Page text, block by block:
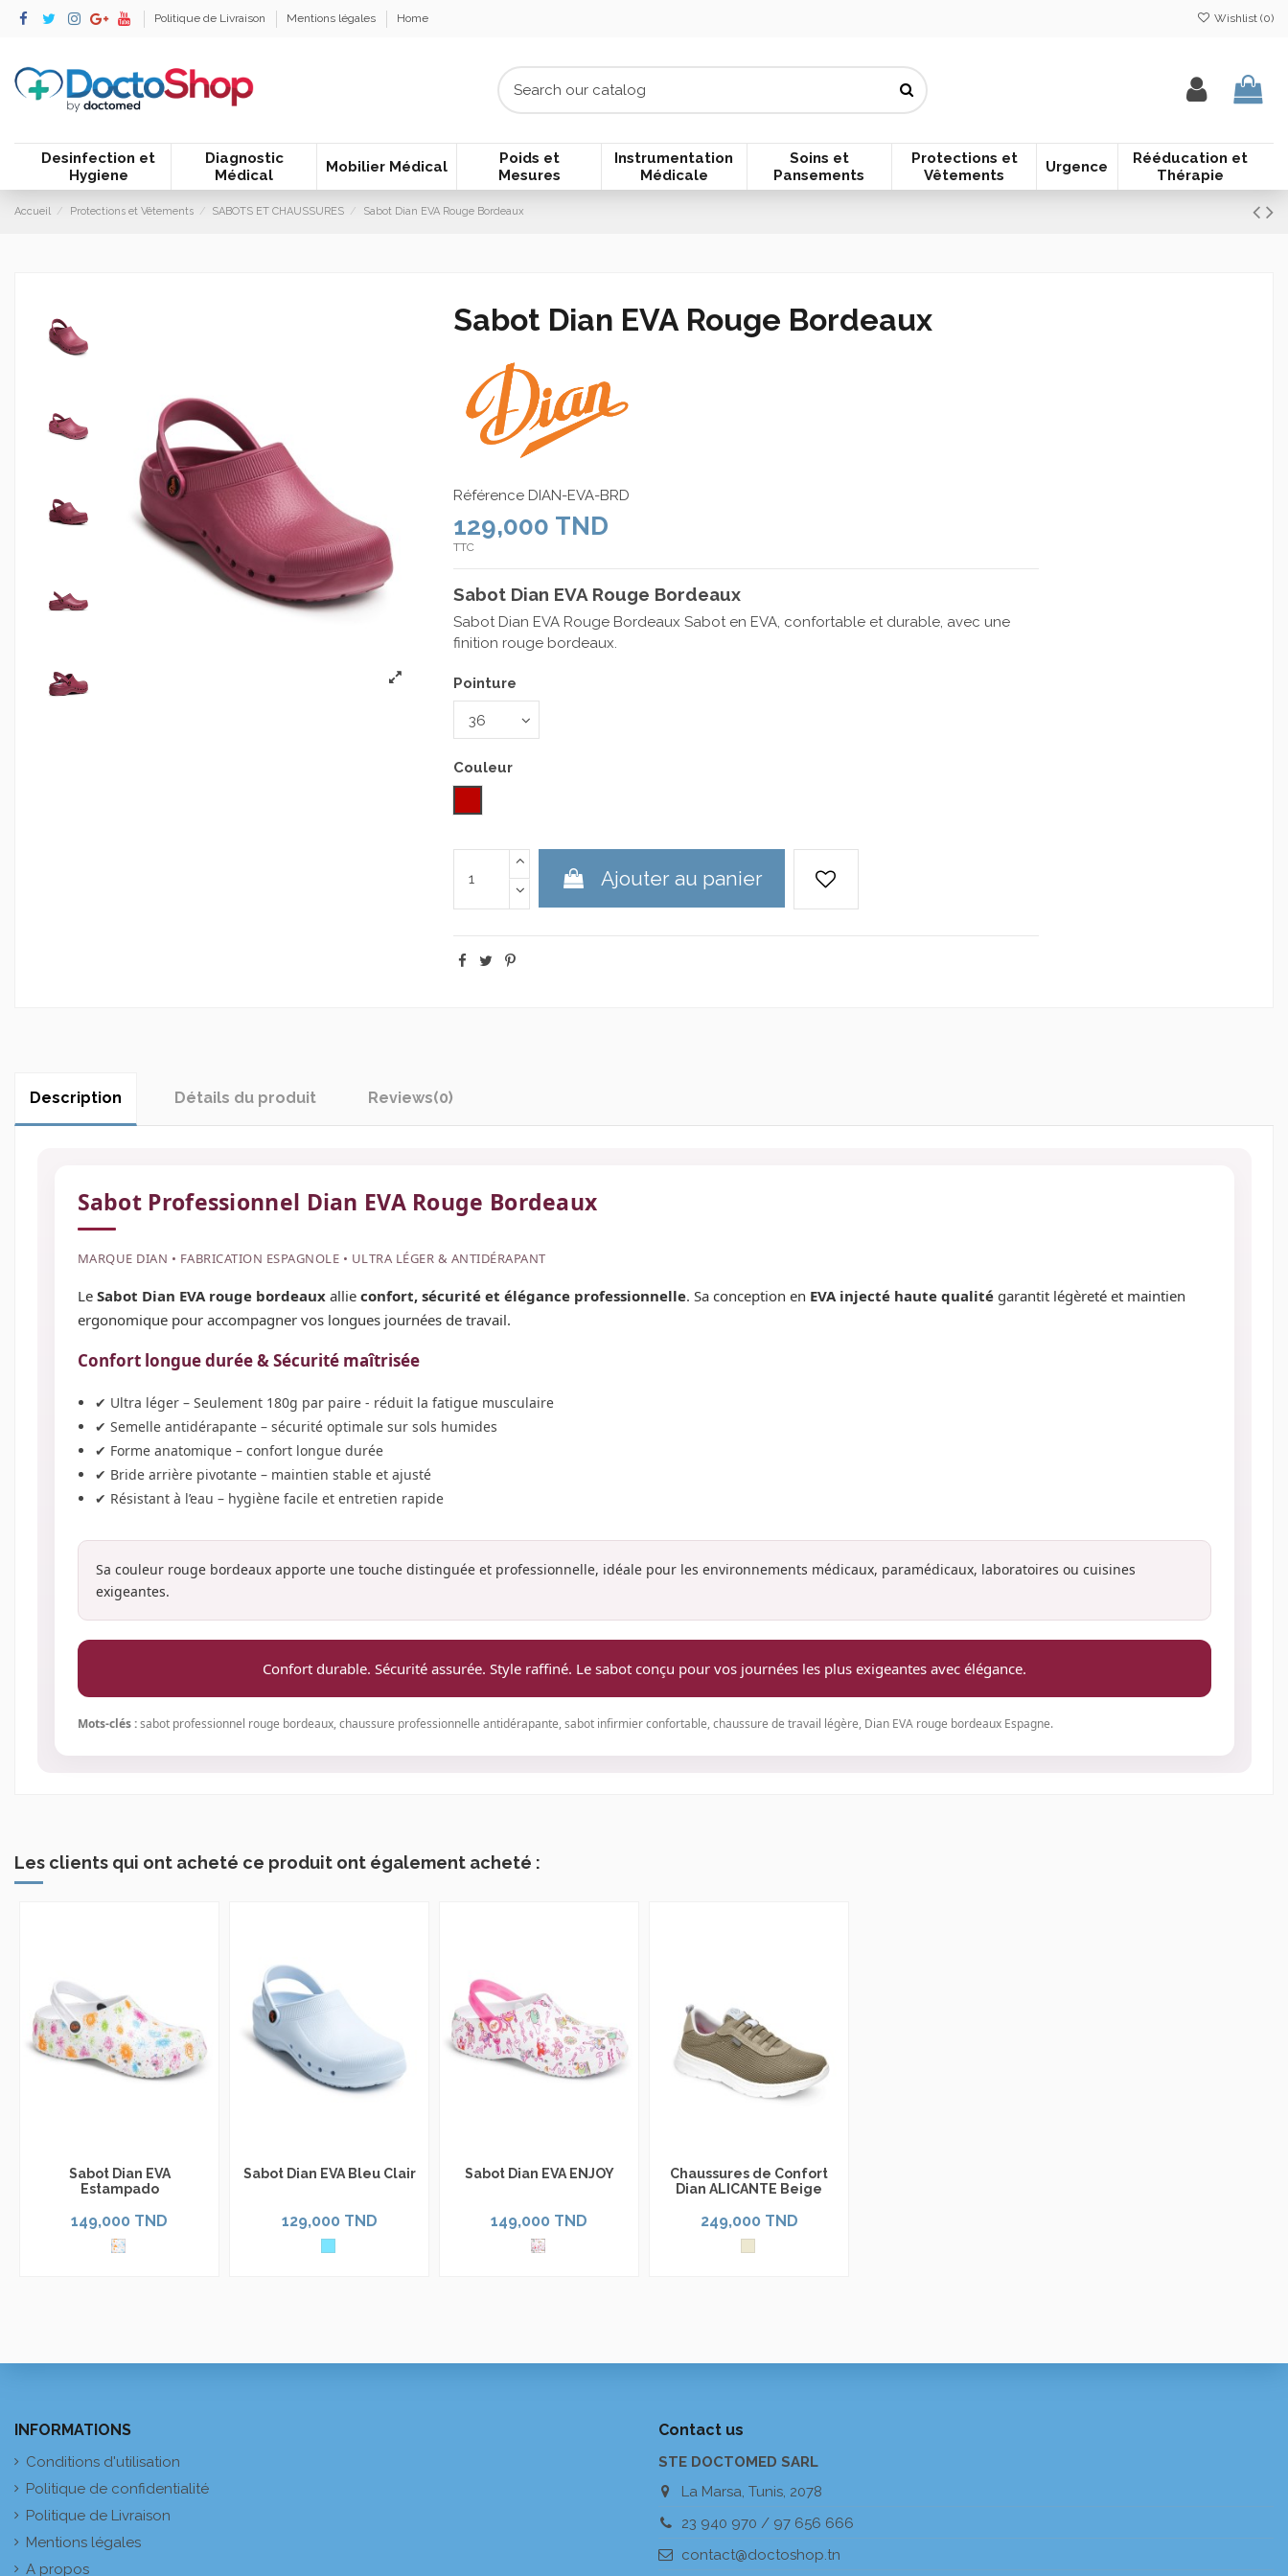
Politique de Livraison Mentions légales Home Wishlist (0)
Desinfection et
Hygiene
Diagnostic
Médical
Mobilier Médical
Poids et
Mesures
Instrumentation
Médicale
Soins et
Pansements
Protections et
Vêtements
Urgence
Rééducation et
Thérapie
Accueil Protections et Vêtements SABOTS ET CHAUSSURES Sabot Dian EVA Rouge Bordeaux
Sabot Dian EVA Rouge Bordeaux
Référence DIAN-EVA-BRD
129,000 TND
TTC
Sabot Dian EVA Rouge Bordeaux
Sabot Dian EVA Rouge Bordeaux Sabot en EVA, confortable et durable, avec une
finition rouge bordeaux.
Pointure
Couleur
Ajouter au panier
Description Détails du produit Reviews(0)
Sabot Professionnel Dian EVA Rouge Bordeaux
MARQUE DIAN • FABRICATION ESPAGNOLE • ULTRA LÉGER & ANTIDÉRAPANT
Le Sabot Dian EVA rouge bordeauxallie confort, sécurité et élégance professionnelle. Sa conception en EVA injecté haute qualitégarantit légèreté et maintien
ergonomique pour accompagner vos longues journées de travail.
Confort longue durée & Sécurité maîtrisée
✔ Ultra léger – Seulement 180g par paire - réduit la fatigue musculaire
✔ Semelle antidérapante – sécurité optimale sur sols humides
✔ Forme anatomique – confort longue durée
✔ Bride arrière pivotante – maintien stable et ajusté
✔ Résistant à l’eau – hygiène facile et entretien rapide
Sa couleur rouge bordeaux apporte une touche distinguée et professionnelle, idéale pour les environnements médicaux, paramédicaux, laboratoires ou cuisines
exigeantes.
Confort durable. Sécurité assurée. Style raffiné. Le sabot conçu pour vos journées les plus exigeantes avec élégance.
Mots-clés :sabot professionnel rouge bordeaux, chaussure professionnelle antidérapante, sabot infirmier confortable, chaussure de travail légère, Dian EVA rouge bordeaux Espagne.
Les clients qui ont acheté ce produit ont également acheté :
Sabot Dian EVA
Estampado
149,000 TND
Sabot Dian EVA Bleu Clair
129,000 TND
Sabot Dian EVA ENJOY
149,000 TND
Chaussures de Confort
Dian ALICANTE Beige
249,000 TND
INFORMATIONS
Conditions d'utilisation
Politique de confidentialité
Politique de Livraison
Mentions légales
A propos
Contact us
STE DOCTOMED SARL
La Marsa, Tunis, 2078
23 940 970 / 97 656 666
contact@doctoshop.tn